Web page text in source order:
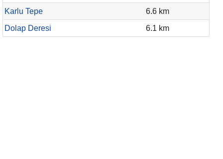
Karlu Tepe
6.6 km
Dolap Deresi
6.1 km